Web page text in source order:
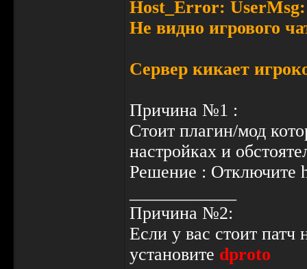
Host_Error:
Не видно игрового
Сервер кикает
Причина №1 :
Стоит плагин/мод
настройках и
Решение : Отключите
Причина №2:
Если у вас стоит патч
установите dproto